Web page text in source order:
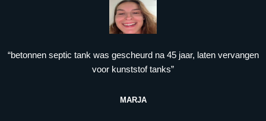
“betonnen septic tank was gescheurd na 45 jaar, laten vervangen
voor kunststof tanks”
MARJA